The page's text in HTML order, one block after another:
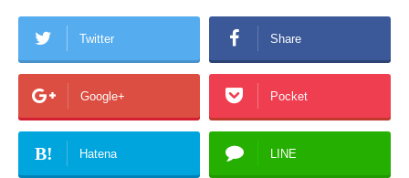
Twitter Share
Google+ Pocket
B! Hatena LINE